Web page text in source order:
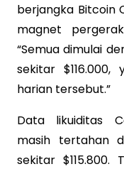
berjangka Bitcoin
magnet
“Semua dimulai
sekitar
harian tersebut.”
Data likuiditas
masih tertahan
sekitar $115.800.